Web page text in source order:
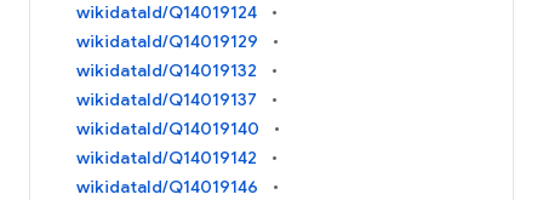
wikidataId/Q14019124
wikidataId/Q14019129
wikidataId/Q14019132
wikidataId/Q14019137
wikidataId/Q14019140
wikidataId/Q14019142
wikidataId/Q14019146